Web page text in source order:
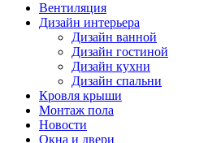
Вентиляция
Дизайн интерьера
Дизайн ванной
Дизайн гостиной
Дизайн кухни
Дизайн спальни
Кровля крыши
Монтаж пола
Новости
Окна и двери